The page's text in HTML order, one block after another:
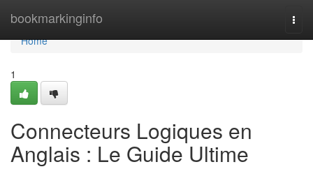
bookmarkinginfo
Home
Home
1
Connecteurs Logiques en
Anglais : Le Guide Ultime